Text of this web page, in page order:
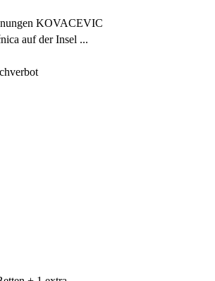
auf der Insel ...